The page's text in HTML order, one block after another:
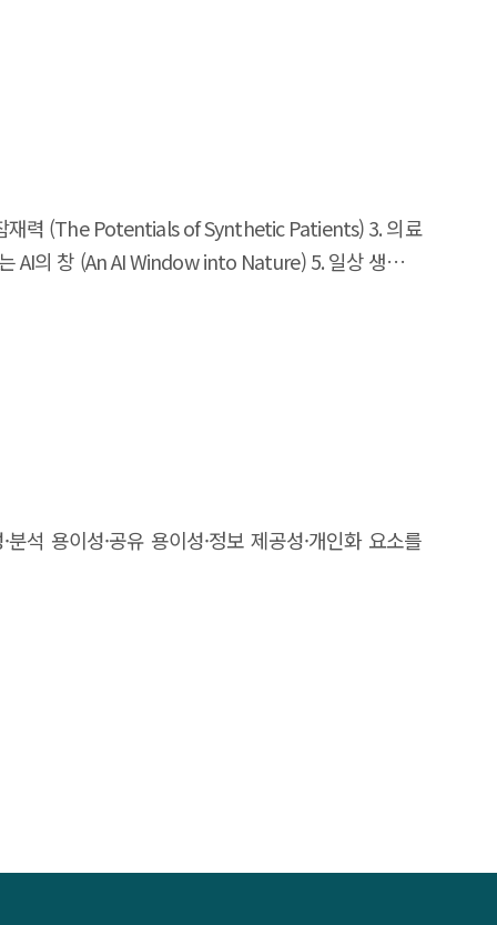
학습 기반의 기술 개발 지원을
여를 통해 비용과
의 유형별 법적 분류와
지 판별하는 앱 개발 ㅇ MIT, 美 공군 요원에게 AI
재력 (The Potentials of Synthetic Patients) 3. 의료
의 창 (An AI Window into Nature) 5. 일상 생활의
in the Age of AI) 7. 생성 AI와 법치주의
Anxiety’) 9. 작업자들을 위한 증강(자동화가
석 용이성·공유 용이성·정보 제공성·개인화 요소를